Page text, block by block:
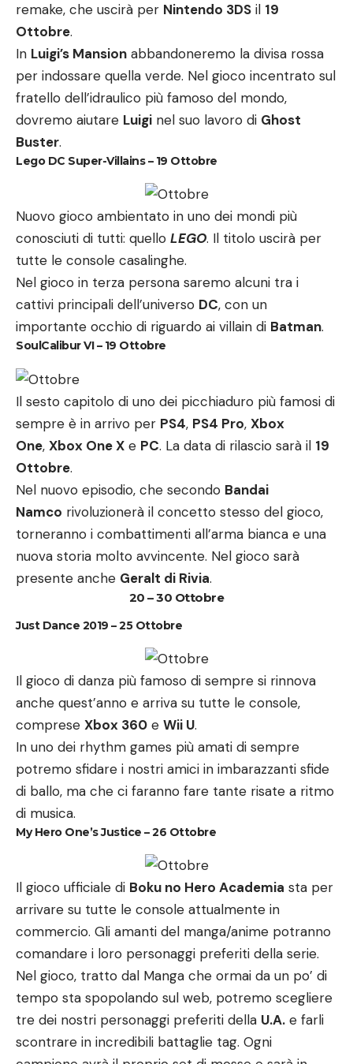
remake, che uscirà per Nintendo 3DS il 19
Ottobre.
In Luigi’s Mansion abbandoneremo la divisa rossa
per indossare quella verde. Nel gioco incentrato sul
fratello dell’idraulico più famoso del mondo,
dovremo aiutare Luigi nel suo lavoro di Ghost
Buster.
Lego DC Super-Villains – 19 Ottobre
Nuovo gioco ambientato in uno dei mondi più
conosciuti di tutti: quello LEGO. Il titolo uscirà per
tutte le console casalinghe.
Nel gioco in terza persona saremo alcuni tra i
cattivi principali dell’universo DC, con un
importante occhio di riguardo ai villain di Batman.
SoulCalibur VI – 19 Ottobre
Il sesto capitolo di uno dei picchiaduro più famosi di
sempre è in arrivo per PS4, PS4 Pro, Xbox
One, Xbox One X e PC. La data di rilascio sarà il 19
Ottobre.
Nel nuovo episodio, che secondo Bandai
Namco rivoluzionerà il concetto stesso del gioco,
torneranno i combattimenti all’arma bianca e una
nuova storia molto avvincente. Nel gioco sarà
presente anche Geralt di Rivia.
20 – 30 Ottobre
Just Dance 2019 – 25 Ottobre
Il gioco di danza più famoso di sempre si rinnova
anche quest’anno e arriva su tutte le console,
comprese Xbox 360 e Wii U.
In uno dei rhythm games più amati di sempre
potremo sfidare i nostri amici in imbarazzanti sfide
di ballo, ma che ci faranno fare tante risate a ritmo
di musica.
My Hero One’s Justice – 26 Ottobre
Il gioco ufficiale di Boku no Hero Academia sta per
arrivare su tutte le console attualmente in
commercio. Gli amanti del manga/anime potranno
comandare i loro personaggi preferiti della serie.
Nel gioco, tratto dal Manga che ormai da un po’ di
tempo sta spopolando sul web, potremo scegliere
tre dei nostri personaggi preferiti della U.A. e farli
scontrare in incredibili battaglie tag. Ogni